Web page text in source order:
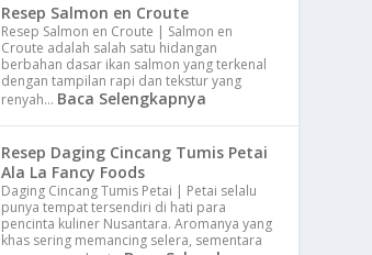
Resep Salmon en Croute
Resep Salmon en Croute | Salmon en
Croute adalah salah satu hidangan
berbahan dasar ikan salmon yang terkenal
dengan tampilan rapi dan tekstur yang
renyah… Baca Selengkapnya
Resep Daging Cincang Tumis Petai
Ala La Fancy Foods
Daging Cincang Tumis Petai | Petai selalu
punya tempat tersendiri di hati para
pencinta kuliner Nusantara. Aromanya yang
khas sering memancing selera, sementara